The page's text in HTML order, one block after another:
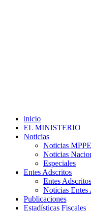
inicio
EL MINISTERIO
Noticias
Noticias
Noticias
Especiales
Entes Adscritos
Entes
Noticias Entes
Publicaciones
Estadísticas Fiscales